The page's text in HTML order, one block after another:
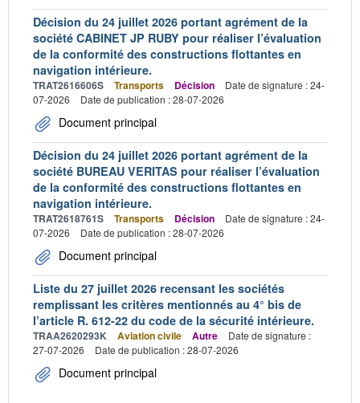
Décision du 24 juillet 2026 portant agrément de la
société CABINET JP RUBY pour réaliser l’évaluation
de la conformité des constructions flottantes en
navigation intérieure.
TRAT2616606S Transports Décision
Date de signature : 24-
07-2026
Date de publication : 28-07-2026
Document principal
Décision du 24 juillet 2026 portant agrément de la
société BUREAU VERITAS pour réaliser l’évaluation
de la conformité des constructions flottantes en
navigation intérieure.
TRAT2618761S Transports Décision
Date de signature : 24-
07-2026
Date de publication : 28-07-2026
Document principal
Liste du 27 juillet 2026 recensant les sociétés
remplissant les critères mentionnés au 4° bis de
l’article R. 612-22 du code de la sécurité intérieure.
TRAA2620293K Aviation civile Autre
Date de signature :
27-07-2026
Date de publication : 28-07-2026
Document principal